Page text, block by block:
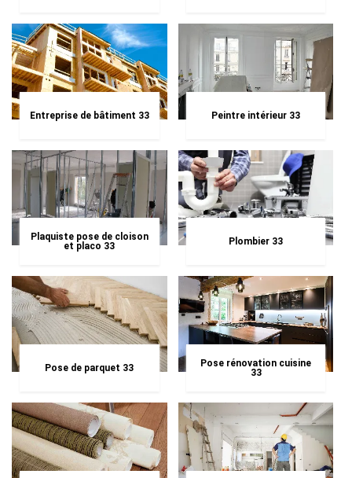
Entreprise de bâtiment 33 Peintre intérieur 33
Plaquiste pose de cloison
et placo 33
Plombier 33
Pose de parquet 33
Pose rénovation cuisine
33